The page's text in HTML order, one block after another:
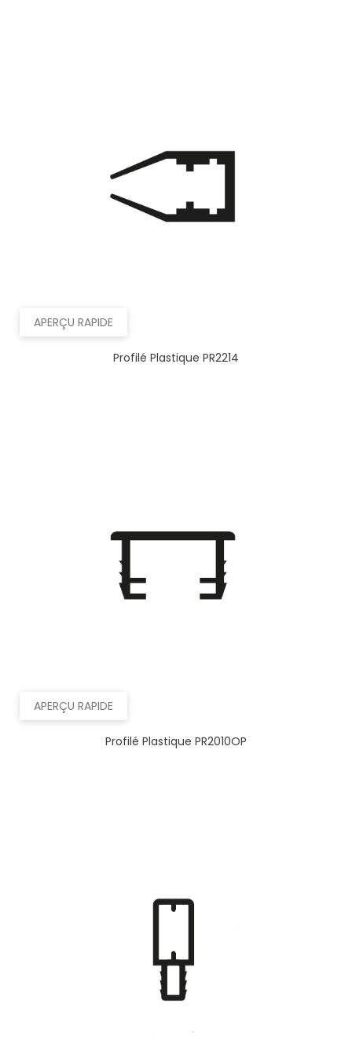
APERÇU RAPIDE
Profilé Plastique PR2214
APERÇU RAPIDE
Profilé Plastique PR2010OP